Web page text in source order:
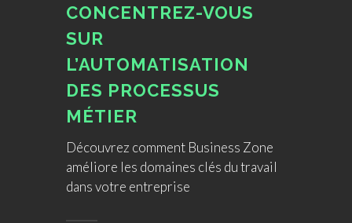
CONCENTREZ-VOUS
SUR
L’AUTOMATISATION
DES PROCESSUS
MÉTIER
Découvrez comment Business Zone
améliore les domaines clés du travail
dans votre entreprise